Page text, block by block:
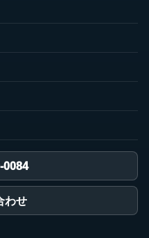
0084
わせ